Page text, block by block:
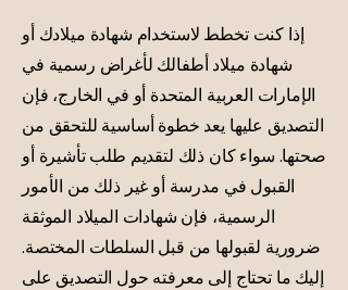
إذا كنت تخطط لاستخدام شهادة ميلادك أو
شهادة ميلاد أطفالك لأغراض رسمية في
الإمارات العربية المتحدة أو في الخارج، فإن
التصديق عليها يعد خطوة أساسية للتحقق من
صحتها. سواء كان ذلك لتقديم طلب تأشيرة أو
القبول في مدرسة أو غير ذلك من الأمور
الرسمية، فإن شهادات الميلاد الموثقة
ضرورية لقبولها من قبل السلطات المختصة.
إليك ما تحتاج إلى معرفته حول التصديق على